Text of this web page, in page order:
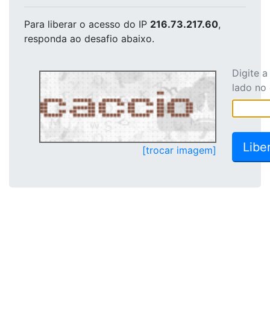
Para liberar o acesso do IP 216.73.217.60,
responda ao desafio abaixo.
[trocar imagem]
Digite
lado no